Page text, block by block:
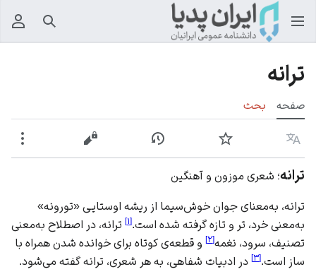
جستجو
ترانه
صفحه بحث
زبان پیگیری نمایش تاریخچهنمایش مبدأ
ترانه؛ شعری موزون و آهنگین
ترانه، به‌معنای جوان خوش‌سیما از ریشه اوستایی «تورونه»
به‌معنی خرد، تر و تازه گرفته شده است.[۱] ترانه، در اصطلاح به‌معنی
تصنیف، سرود، نغمه[۲] و قطعه‌ی کوتاه برای خوانده شدن همراه با
ساز است.[۳] در ادبیات شفاهی، به هر شعری، ترانه گفته می‌شود.